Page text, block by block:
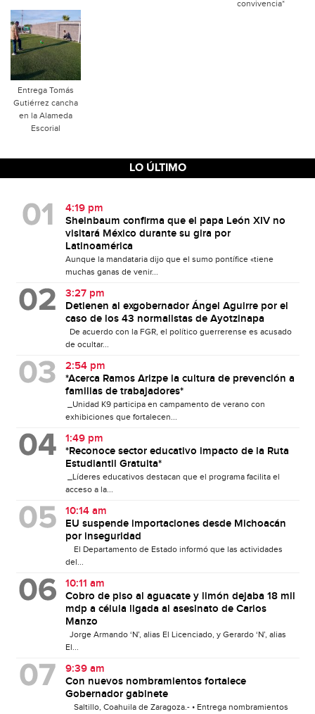
convivencia*
Entrega Tomás
Gutiérrez cancha
en la Alameda
Escorial
LO ÚLTIMO
4:19 pm
Sheinbaum confirma que el papa León XIV no
visitará México durante su gira por
Latinoamérica
Aunque la mandataria dijo que el sumo pontífice «tiene
muchas ganas de venir...
3:27 pm
Detienen al exgobernador Ángel Aguirre por el
caso de los 43 normalistas de Ayotzinapa
De acuerdo con la FGR, el político guerrerense es acusado
de ocultar...
2:54 pm
*Acerca Ramos Arizpe la cultura de prevención a
familias de trabajadores*
_Unidad K9 participa en campamento de verano con
exhibiciones que fortalecen...
1:49 pm
*Reconoce sector educativo impacto de la Ruta
Estudiantil Gratuita*
_Líderes educativos destacan que el programa facilita el
acceso a la...
10:14 am
EU suspende importaciones desde Michoacán
por inseguridad
El Departamento de Estado informó que las actividades
del...
10:11 am
Cobro de piso al aguacate y limón dejaba 18 mil
mdp a célula ligada al asesinato de Carlos
Manzo
Jorge Armando ‘N’, alias El Licenciado, y Gerardo ‘N’, alias
El...
9:39 am
Con nuevos nombramientos fortalece
Gobernador gabinete
Saltillo, Coahuila de Zaragoza.- • Entrega nombramientos